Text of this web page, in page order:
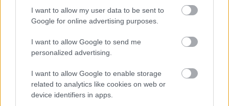
I want to allow my user data to be sent to
Google for online advertising purposes.
I want to allow Google to send me
personalized advertising.
I want to allow Google to enable storage
related to analytics like cookies on web or
device identifiers in apps.
győztese a saját eddigi teljesítményéről.
Norris tavaly felért a csúcsra, idén viszont az autó nem
Miamiban megnyert egy sprintet, a Hungaroringen pedig pole-t
és győzelmet is szerzett, de többször is kiesett eddig, és csak a
„Őszintén szólva szerintem az én vezetésemet és a saját
teljesítményemet értékelve elég boldog vagyok. Úgy érzem,
hogy jó munkát végeztem és kihoztam a maximumot az